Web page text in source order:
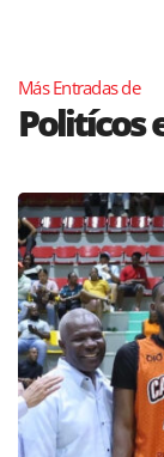
Más Entradas de
Politícos